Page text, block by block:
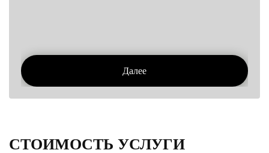
Далее
СТОИМОСТЬ УСЛУГИ